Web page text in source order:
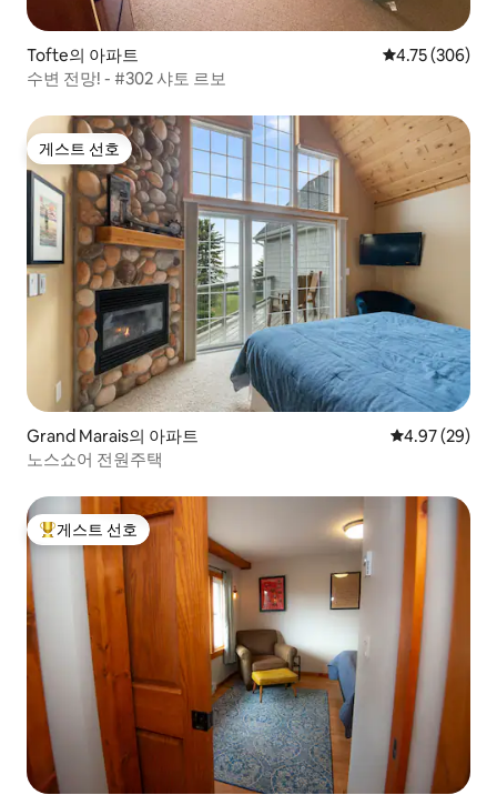
Tofte의 아파트 평점 4.75점(5
4.75 (306)
수변 전망! - #302 샤토 르보
게스트 선호
게스트 선호
Grand Marais의 아파트 평점 4.97점(5
4.97 (29)
노스쇼어 전원주택
상위 게스트 선호
게스트 선호